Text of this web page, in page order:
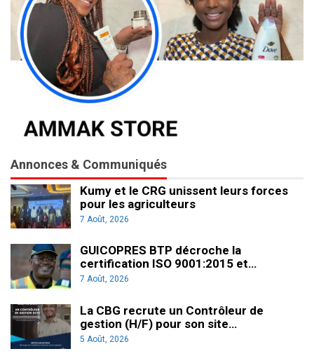
Annonces & Communiqués
Kumy et le CRG unissent leurs forces
pour les agriculteurs
7 Août, 2026
GUICOPRES BTP décroche la
certification ISO 9001:2015 et…
7 Août, 2026
La CBG recrute un Contrôleur de
gestion (H/F) pour son site…
5 Août, 2026